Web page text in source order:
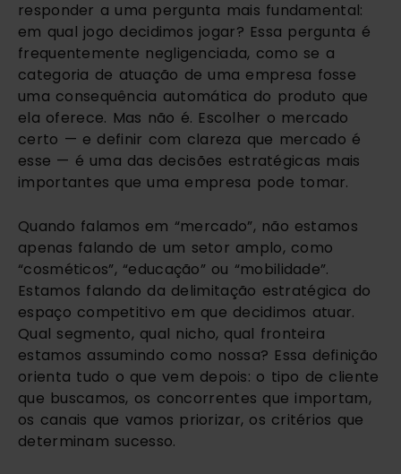
responder a uma pergunta mais fundamental:
em qual jogo decidimos jogar? Essa pergunta é
frequentemente negligenciada, como se a
categoria de atuação de uma empresa fosse
uma consequência automática do produto que
ela oferece. Mas não é. Escolher o mercado
certo — e definir com clareza que mercado é
esse — é uma das decisões estratégicas mais
importantes que uma empresa pode tomar.
Quando falamos em “mercado”, não estamos
apenas falando de um setor amplo, como
“cosméticos”, “educação” ou “mobilidade”.
Estamos falando da delimitação estratégica do
espaço competitivo em que decidimos atuar.
Qual segmento, qual nicho, qual fronteira
estamos assumindo como nossa? Essa definição
orienta tudo o que vem depois: o tipo de cliente
que buscamos, os concorrentes que importam,
os canais que vamos priorizar, os critérios que
determinam sucesso.